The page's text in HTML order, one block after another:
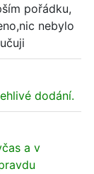
pořádku,
nebylo
dodání.
a v